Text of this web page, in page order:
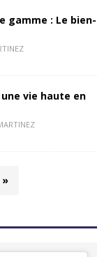
gamme : Le bien-
une vie haute en
»